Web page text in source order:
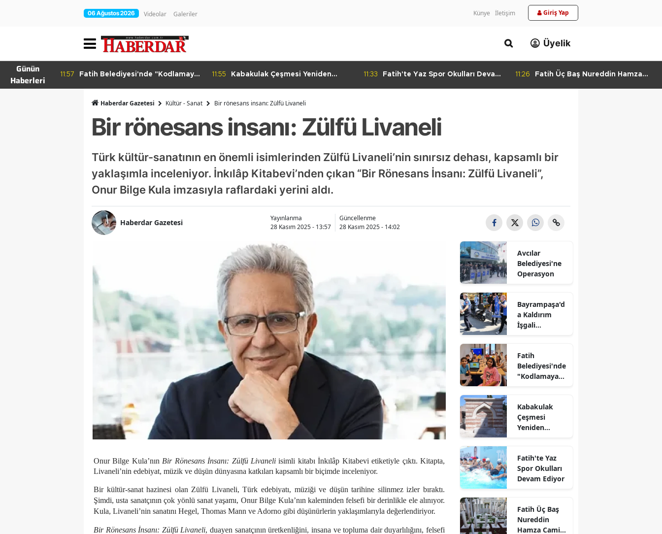
06 Ağustos 2026 Videolar Galeriler Künye İletişim Giriş Yap
Üyelik
Günün
Haberleri
11:57
Fatih Belediyesi'nde "Kodlamaya
11:55
Kabakulak Çeşmesi Yeniden
11:33
Fatih'te Yaz Spor Okulları Devam
11:26
Fatih Üç Baş Nureddin Hamza
Haberdar Gazetesi Kültür - Sanat Bir rönesans insanı: Zülfü Livaneli
Bir rönesans insanı: Zülfü Livaneli
Türk kültür-sanatının en önemli isimlerinden Zülfü Livaneli’nin sınırsız dehası, kapsamlı bir
yaklaşımla inceleniyor. İnkılâp Kitabevi’nden çıkan “Bir Rönesans İnsanı: Zülfü Livaneli”,
Onur Bilge Kula imzasıyla raflardaki yerini aldı.
Haberdar Gazetesi
Yayınlanma
28 Kasım 2025 - 13:57
Güncellenme
28 Kasım 2025 - 14:02
Onur Bilge Kula’nın Bir Rönesans İnsanı: Zülfü Livaneliisimli kitabı İnkılâp Kitabevi etiketiyle çıktı. Kitapta,
Livaneli’nin edebiyat, müzik ve düşün dünyasına katkıları kapsamlı bir biçimde inceleniyor.
Bir kültür-sanat hazinesi olan Zülfü Livaneli, Türk edebiyatı, müziği ve düşün tarihine silinmez izler bıraktı.
Şimdi, usta sanatçının çok yönlü sanat yaşamı, Onur Bilge Kula’nın kaleminden felsefi bir derinlikle ele alınıyor.
Kula, Livaneli’nin sanatını Hegel, Thomas Mann ve Adorno gibi düşünürlerin yaklaşımlarıyla değerlendiriyor.
Bir Rönesans İnsanı: Zülfü Livaneli, duayen sanatçının üretkenliğini, insana ve topluma dair duyarlılığını, felsefi
Avcılar
Belediyesi'ne
Operasyon
Bayrampaşa'd
a Kaldırım
İşgali
Fatih
Belediyesi'nde
"Kodlamaya
Kabakulak
Çeşmesi
Yeniden
Fatih'te Yaz
Spor Okulları
Devam Ediyor
Fatih Üç Baş
Nureddin
Hamza Camii